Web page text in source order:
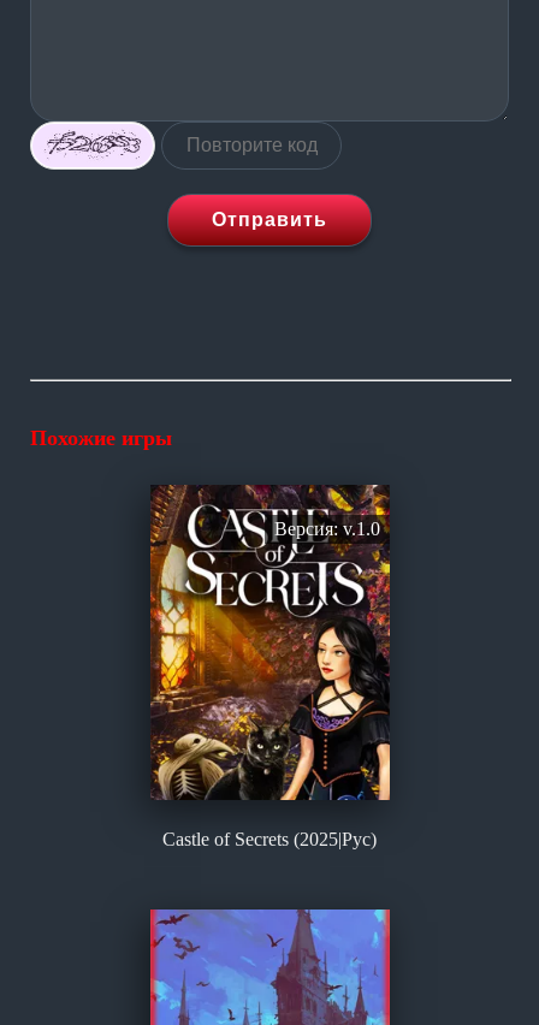
Отправить
Похожие игры
Castle of Secrets (2025|Рус)
Версия: v.1.0